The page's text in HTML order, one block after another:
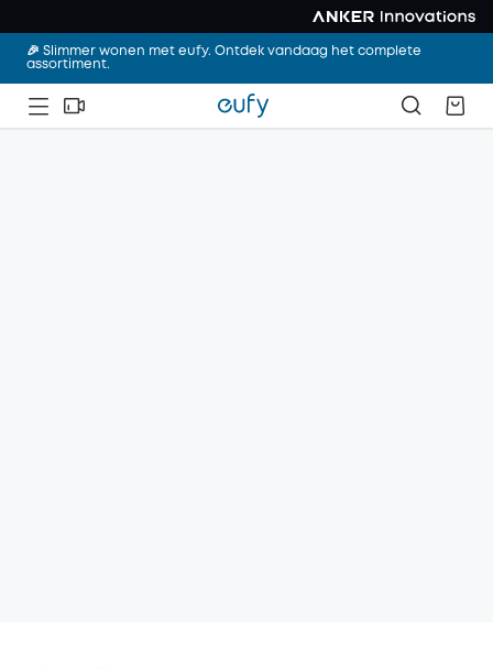
🎉 Slimmer wonen met eufy. Ontdek vandaag het complete
assortiment.